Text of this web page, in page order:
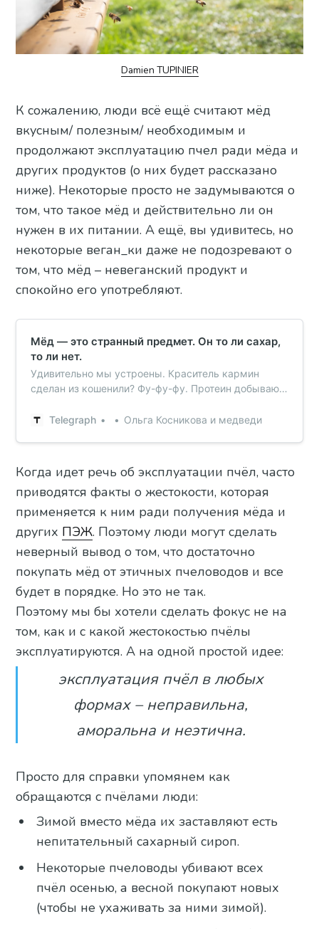
Damien TUPINIER
К сожалению, люди всё ещё считают мёд
вкусным/ полезным/ необходимым и
продолжают эксплуатацию пчел ради мёда и
других продуктов (о них будет рассказано
ниже). Некоторые просто не задумываются о
том, что такое мёд и действительно ли он
нужен в их питании. А ещё, вы удивитесь, но
некоторые веган_ки даже не подозревают о
том, что мёд – невеганский продукт и
спокойно его употребляют.
Мёд — это странный предмет. Он то ли сахар,
то ли нет.
Удивительно мы устроены. Краситель кармин
сделан из кошенили? Фу-фу-фу. Протеин добывают
мёд никого не смущает. Хотя технически мёд —
Telegraph Ольга Косникова и медведи
Когда идет речь об эксплуатации пчёл, часто
приводятся факты о жестокости, которая
применяется к ним ради получения мёда и
других ПЭЖ. Поэтому люди могут сделать
неверный вывод о том, что достаточно
покупать мёд от этичных пчеловодов и все
будет в порядке. Но это не так.
Поэтому мы бы хотели сделать фокус не на
том, как и с какой жестокостью пчёлы
эксплуатируются. А на одной простой идее:
эксплуатация пчёл в любых
формах – неправильна,
аморальна и неэтична.
Просто для справки упомянем как
обращаются с пчёлами люди:
Зимой вместо мёда их заставляют есть
непитательный сахарный сироп.
Некоторые пчеловоды убивают всех
пчёл осенью, а весной покупают новых
(чтобы не ухаживать за ними зимой).